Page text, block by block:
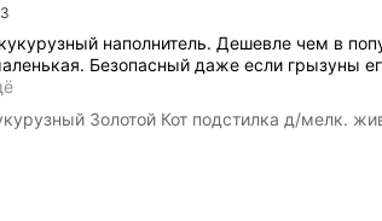
наполнитель. Дешевле чем в
Безопасный даже если грызуны
Золотой Кот подстилка д/мелк.